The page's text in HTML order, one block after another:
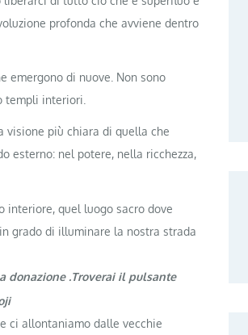
profonda che avviene dentro
emergono di nuove. Non sono
templi interiori.
visione più chiara di quella che
esterno: nel potere, nella ricchezza,
interiore, quel luogo sacro dove
grado di illuminare la nostra strada
donazione .Troverai il pulsante
ci allontaniamo dalle vecchie